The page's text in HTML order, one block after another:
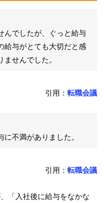
んでしたが、ぐっと給与
給与がとても大切だと感
せんでした。
引用： 転職会議
不満がありました。
引用： 転職会議
「入社後に給与をなかな